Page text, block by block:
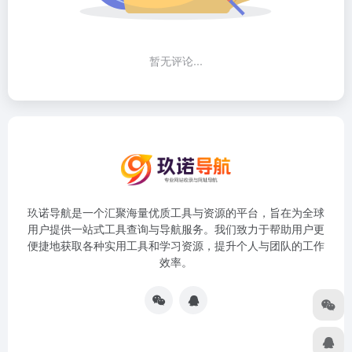
暂无评论...
玖诺导航是一个汇聚海量优质工具与资源的平台，旨在为全球
用户提供一站式工具查询与导航服务。我们致力于帮助用户更
便捷地获取各种实用工具和学习资源，提升个人与团队的工作
效率。